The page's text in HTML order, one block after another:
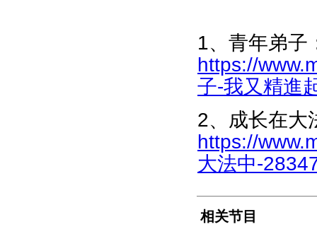
1、青年弟子
https://
子-我又精進
2、成长在大
https://
大法中-
相关节目